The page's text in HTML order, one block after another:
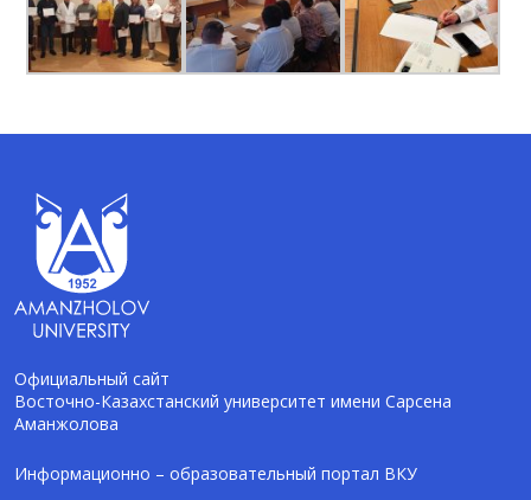
Официальный сайт
Восточно-Казахстанский университет имени Сарсена
Аманжолова
Информационно – образовательный портал ВКУ
Помощник Amanzholov University